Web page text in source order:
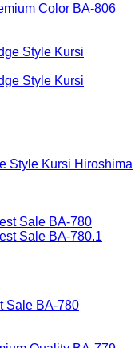
Color BA-806
Style Kursi Hiroshima
Sale BA-780